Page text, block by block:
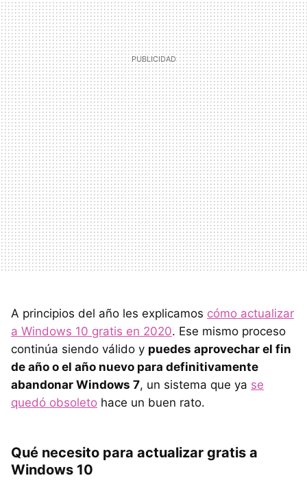
A principios del año les explicamos cómo actualizar
a Windows 10 gratis en 2020. Ese mismo proceso
continúa siendo válido y puedes aprovechar el fin
de año o el año nuevo para definitivamente
abandonar Windows 7, un sistema que ya se
quedó obsoleto hace un buen rato.
Qué necesito para actualizar gratis a
Windows 10